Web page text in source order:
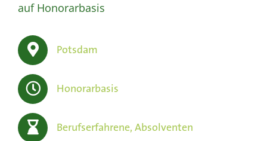
auf Honorarbasis
Potsdam
Honorarbasis
Berufserfahrene, Absolventen